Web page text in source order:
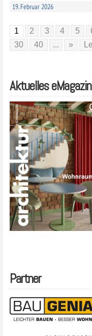
19. Februar 2026
1 2 3 4 5
30
40 ... »
Aktuelles eMagazin
Partner